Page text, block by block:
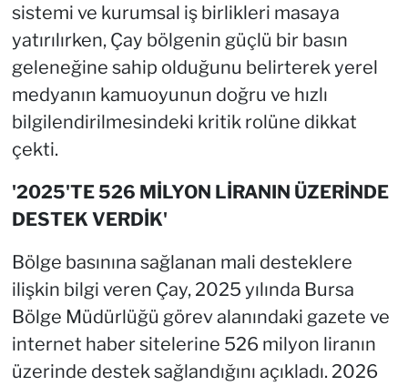
sistemi ve kurumsal iş birlikleri masaya
yatırılırken, Çay bölgenin güçlü bir basın
geleneğine sahip olduğunu belirterek yerel
medyanın kamuoyunun doğru ve hızlı
bilgilendirilmesindeki kritik rolüne dikkat
çekti.
'2025'TE 526 MİLYON LİRANIN ÜZERİNDE
DESTEK VERDİK'
Bölge basınına sağlanan mali desteklere
ilişkin bilgi veren Çay, 2025 yılında Bursa
Bölge Müdürlüğü görev alanındaki gazete ve
internet haber sitelerine 526 milyon liranın
üzerinde destek sağlandığını açıkladı. 2026